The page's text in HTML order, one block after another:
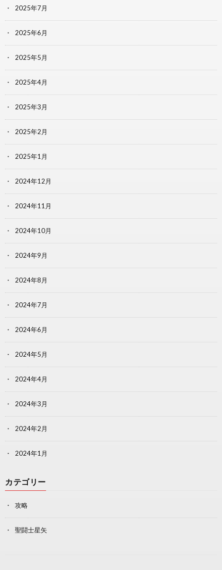
2025年7月
2025年6月
2025年5月
2025年4月
2025年3月
2025年2月
2025年1月
2024年12月
2024年11月
2024年10月
2024年9月
2024年8月
2024年7月
2024年6月
2024年5月
2024年4月
2024年3月
2024年2月
2024年1月
カテゴリー
攻略
聖闘士星矢